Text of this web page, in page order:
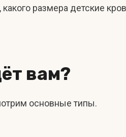
размера детские
вам?
основные типы.